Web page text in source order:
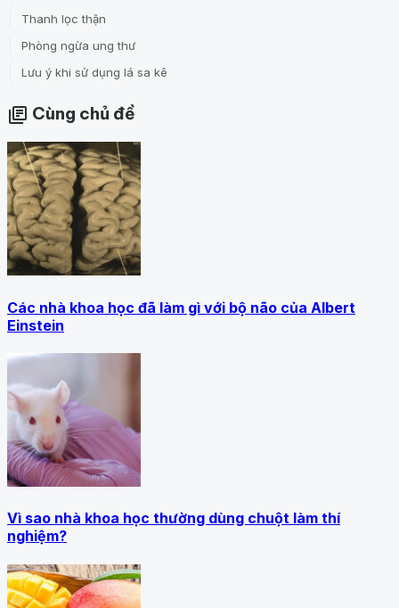
Thanh lọc thận
Phòng ngừa ung thư
Lưu ý khi sử dụng lá sa kê
library_books Cùng chủ đề
Các nhà khoa học đã làm gì với bộ não của Albert
Einstein
Vì sao nhà khoa học thường dùng chuột làm thí
nghiệm?